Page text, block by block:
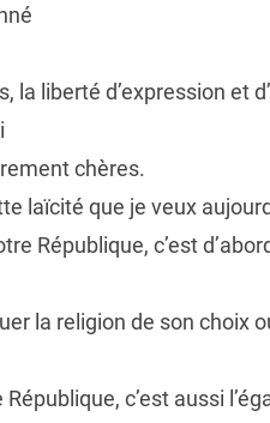
la liberté d’expression et
chères.
laïcité que je veux
République, c’est
la religion de son choix
c’est aussi